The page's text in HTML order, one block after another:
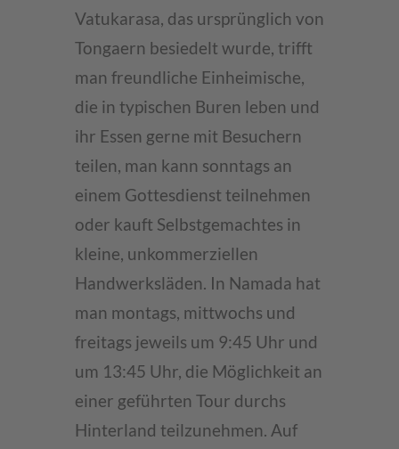
Vatukarasa, das ursprünglich von
Tongaern besiedelt wurde, trifft
man freundliche Einheimische,
die in typischen Buren leben und
ihr Essen gerne mit Besuchern
teilen, man kann sonntags an
einem Gottesdienst teilnehmen
oder kauft Selbstgemachtes in
kleine, unkommerziellen
Handwerksläden. In Namada hat
man montags, mittwochs und
freitags jeweils um 9:45 Uhr und
um 13:45 Uhr, die Möglichkeit an
einer geführten Tour durchs
Hinterland teilzunehmen. Auf